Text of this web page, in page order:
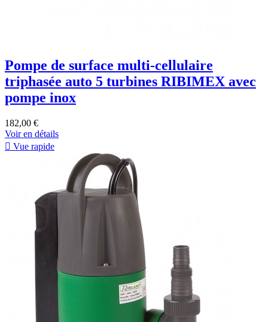
Pompe de surface multi-cellulaire
triphasée auto 5 turbines RIBIMEX avec
pompe inox
182,00 €
Voir en détails
 Vue rapide